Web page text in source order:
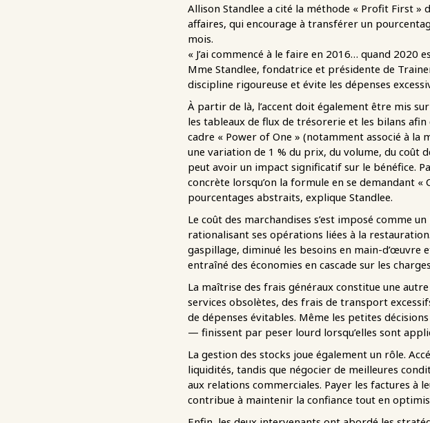
Allison Standlee a cité la méthode « Profit First »
affaires, qui encourage à transférer un
mois.
« J’ai commencé à le faire en 2016… quand 2020
Mme Standlee, fondatrice et présidente de
discipline rigoureuse et évite les dépenses
À partir de là, l’accent doit également être mis
les tableaux de flux de trésorerie et les bilans
cadre « Power of One » (notamment associé à
une variation de 1 % du prix, du volume, du coût
peut avoir un impact significatif sur le bénéfice.
concrète lorsqu’on la formule en se demandant
pourcentages abstraits, explique Standlee.
Le coût des marchandises s’est imposé comme
rationalisant ses opérations liées à la
gaspillage, diminué les besoins en main-d’œuvre
entraîné des économies en cascade sur les
La maîtrise des frais généraux constitue une
services obsolètes, des frais de transport
de dépenses évitables. Même les petites
— finissent par peser lourd lorsqu’elles sont
La gestion des stocks joue également un rôle.
liquidités, tandis que négocier de meilleures
aux relations commerciales. Payer les factures
contribue à maintenir la confiance tout en